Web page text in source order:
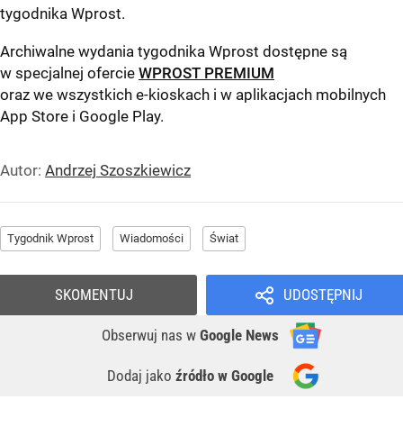
tygodnika Wprost.
Archiwalne wydania tygodnika Wprost dostępne są
w specjalnej ofercie WPROST PREMIUM
oraz we wszystkich e-kioskach i w aplikacjach mobilnych
App Store i Google Play.
Autor: Andrzej Szoszkiewicz
Tygodnik Wprost Wiadomości Świat
UDOSTĘPNIJ
Obserwuj nas w Google News
Dodaj jako źródło w Google
SKOMENTUJ